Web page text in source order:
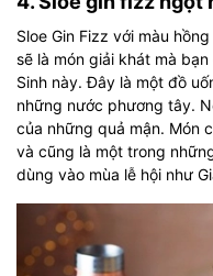
Sloe Gin Fizz với màu
sẽ là món giải khát mà
Sinh này. Đây là một đồ
những nước phương tây.
của những quả mận. Món
và cũng là một trong
dùng vào mùa lễ hội như